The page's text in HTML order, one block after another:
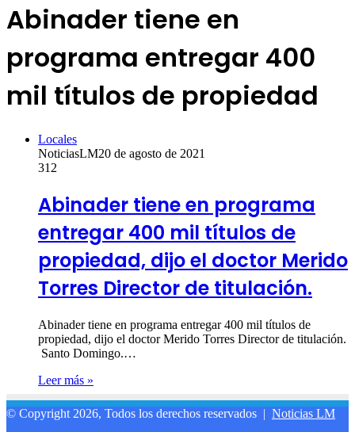
Abinader tiene en
programa entregar 400
mil títulos de propiedad
Locales
NoticiasLM20 de agosto de 2021
312
Abinader tiene en programa
entregar 400 mil títulos de
propiedad, dijo el doctor Merido
Torres Director de titulación.
Abinader tiene en programa entregar 400 mil títulos de
propiedad, dijo el doctor Merido Torres Director de titulación.
Santo Domingo.…
Leer más »
© Copyright 2026, Todos los derechos reservados | Noticias LM